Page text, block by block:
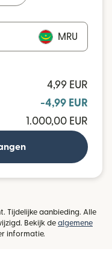
MRU
4,99 EUR
-4,99 EUR
1.000,00 EUR
Tijdelijke aanbieding. Alle
Bekijk de algemene
in een nieuw venster)
informatie.